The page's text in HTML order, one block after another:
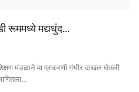
रूममध्ये मद्यधुंद...
मंडळाने या प्रकरणी गंभीर दाखल घेतली